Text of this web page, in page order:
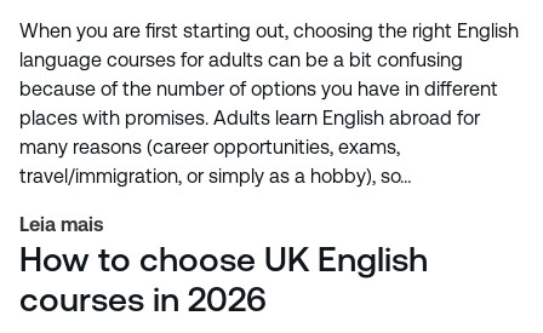
When you are first starting out, choosing the right English
language courses for adults can be a bit confusing
because of the number of options you have in different
places with promises. Adults learn English abroad for
many reasons (career opportunities, exams,
travel/immigration, or simply as a hobby), so…
Leia mais
How to choose UK English
courses in 2026